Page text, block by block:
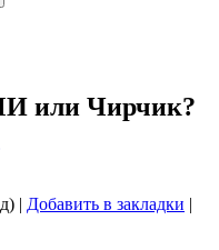
или Чирчик?
| Добавить в закладки |